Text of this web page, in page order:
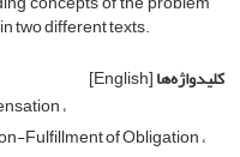
two different texts.
کلیدواژه‌ها[English]
Fulfillment of Obligation